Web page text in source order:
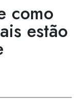
como
estão